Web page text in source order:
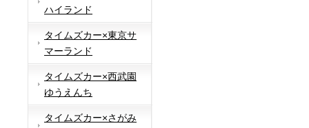
ハイランド
タイムズカー×東京サ
マーランド
タイムズカー×西武園
ゆうえんち
タイムズカー×さがみ